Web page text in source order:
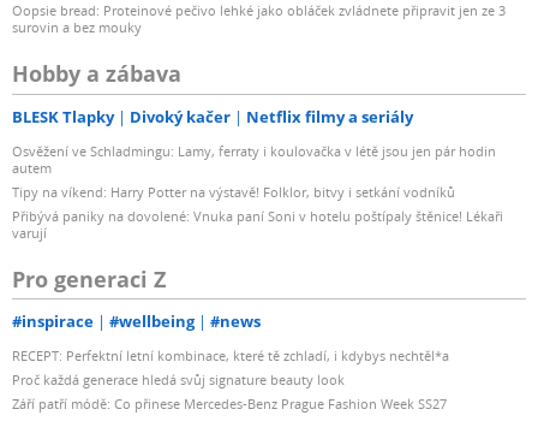
Oopsie bread: Proteinové pečivo lehké jako obláček zvládnete připravit jen ze 3
surovin a bez mouky
Hobby a zábava
BLESK Tlapky Divoký kačer Netflix filmy a seriály
Osvěžení ve Schladmingu: Lamy, ferraty i koulovačka v létě jsou jen pár hodin
autem
Tipy na víkend: Harry Potter na výstavě! Folklor, bitvy i setkání vodníků
Přibývá paniky na dovolené: Vnuka paní Soni v hotelu poštípaly štěnice! Lékaři
varují
Pro generaci Z
#inspirace #wellbeing #news
RECEPT: Perfektní letní kombinace, které tě zchladí, i kdybys nechtěl*a
Proč každá generace hledá svůj signature beauty look
Září patří módě: Co přinese Mercedes-Benz Prague Fashion Week SS27